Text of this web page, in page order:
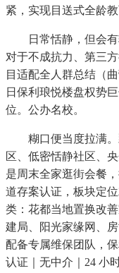
紧，实现目送式全龄教
日常恬静，但会有
对于不成抗力、第三
目适配全人群总结（
日保利琅悦楼盘权势
位。公办名校。
糊口便当度拉满。
区、低密恬静社区、
是周末全家逛街会餐
道存案认证，板块定
类：花都当地置换改
建局、阳光家缘网、
配备专属维保团队，
认证｜无中介｜24 小